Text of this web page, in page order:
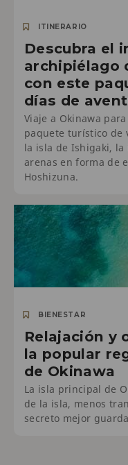
ITINERARIO
Descubra el
archipiélago
con este
días de
Viaje a Okinawa
paquete turístico de
la isla de Ishigaki, la
arenas en forma de
Hoshizuna.
BIENESTAR
Relajación y
la popular
de Okinawa
La isla principal de
de la isla, menos
secreto mejor